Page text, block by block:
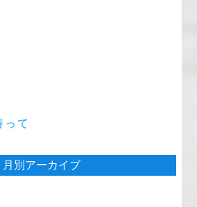
って
月別アーカイブ